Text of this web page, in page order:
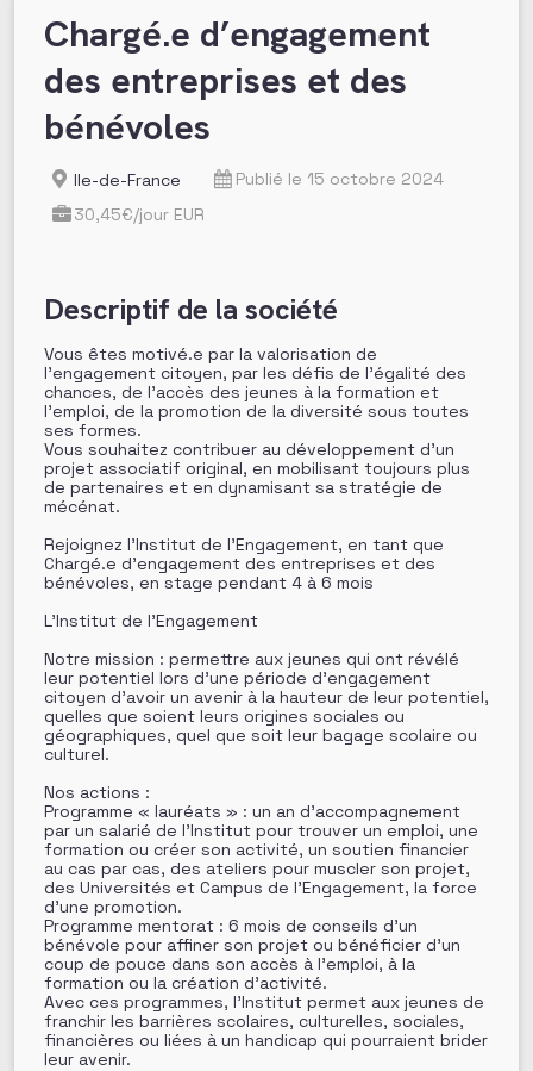
Chargé.e d’engagement
des entreprises et des
bénévoles
Ile-de-France
Publié le 15 octobre 2024
30,45€/jour EUR
Descriptif de la société
Vous êtes motivé.e par la valorisation de
l’engagement citoyen, par les défis de l’égalité des
chances, de l’accès des jeunes à la formation et
l’emploi, de la promotion de la diversité sous toutes
ses formes.
Vous souhaitez contribuer au développement d’un
projet associatif original, en mobilisant toujours plus
de partenaires et en dynamisant sa stratégie de
mécénat.
Rejoignez l’Institut de l’Engagement, en tant que
Chargé.e d’engagement des entreprises et des
bénévoles, en stage pendant 4 à 6 mois
L’Institut de l’Engagement
Notre mission : permettre aux jeunes qui ont révélé
leur potentiel lors d’une période d’engagement
citoyen d’avoir un avenir à la hauteur de leur potentiel,
quelles que soient leurs origines sociales ou
géographiques, quel que soit leur bagage scolaire ou
culturel.
Nos actions :
Programme « lauréats » : un an d’accompagnement
par un salarié de l’Institut pour trouver un emploi, une
formation ou créer son activité, un soutien financier
au cas par cas, des ateliers pour muscler son projet,
des Universités et Campus de l’Engagement, la force
d’une promotion.
Programme mentorat : 6 mois de conseils d’un
bénévole pour affiner son projet ou bénéficier d’un
coup de pouce dans son accès à l’emploi, à la
formation ou la création d’activité.
Avec ces programmes, l’Institut permet aux jeunes de
franchir les barrières scolaires, culturelles, sociales,
financières ou liées à un handicap qui pourraient brider
leur avenir.